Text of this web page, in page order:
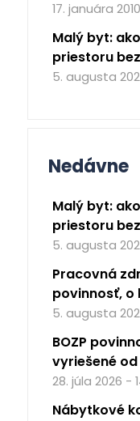
17. januára
Malý byt:
priestoru
5. augusta
Nedávne
Malý byt:
priestoru
5. augusta
Pracovná
povinnosť, o
5. augusta
BOZP
vyriešené
28. júla 2026 -
Nábytkové